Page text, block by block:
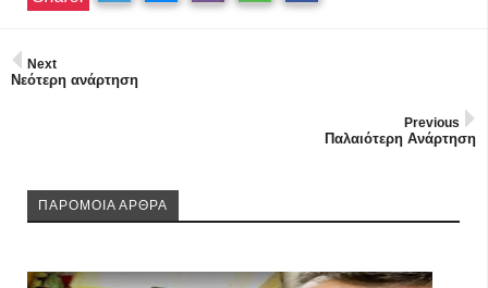
Next
Νεότερη ανάρτηση
Previous
Παλαιότερη Ανάρτηση
ΠΑΡΟΜΟΙΑ ΑΡΘΡΑ